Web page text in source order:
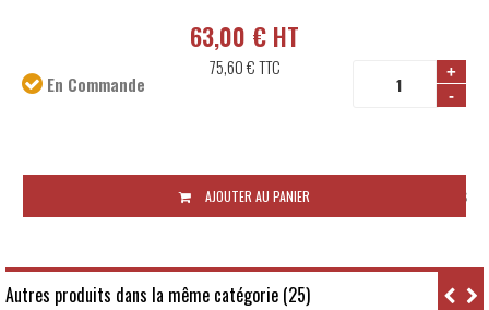
63,00 € HT
75,60 €TTC
+
-
En Commande
Sous 10 jours ouvrés
AJOUTER AU PANIER
Autres produits dans la même catégorie (25)